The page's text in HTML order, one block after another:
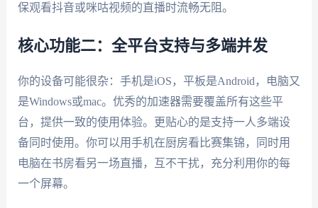
保观看抖音或咪咕视频的直播时流畅无阻。
核心功能二：全平台支持与多端并发
你的设备可能很杂：手机是iOS，平板是Android，电脑又
是Windows或mac。优秀的加速器需要覆盖所有这些平
台，提供一致的使用体验。更贴心的是支持一人多端设
备同时使用。你可以用手机在厨房看比赛集锦，同时用
电脑在书房看另一场直播，互不干扰，充分利用你的每
一个屏幕。